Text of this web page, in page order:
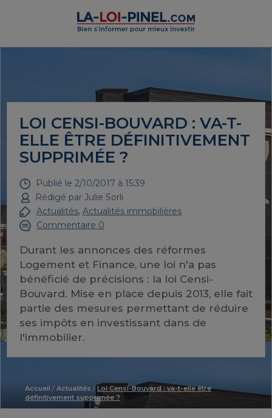
LOI CENSI-BOUVARD : VA-T-
ELLE ÊTRE DÉFINITIVEMENT
SUPPRIMÉE ?
Publié le 2/10/2017 à 15:39
Rédigé par Julie Sorli
Actualités, Actualités immobilières
Commentaire 0
Durant les annonces des réformes
Logement et Finance, une loi n'a pas
bénéficié de précisions : la loi Censi-
Bouvard. Mise en place depuis 2013, elle fait
partie des mesures permettant de réduire
ses impôts en investissant dans de
l'immobilier.
Accueil / Actualités /Loi Censi-Bouvard : va-t-elle être
définitivement supprimée ?